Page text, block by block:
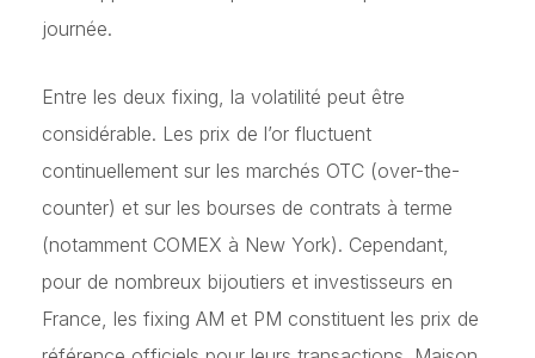
journée.
Entre les deux fixing, la volatilité peut être
considérable. Les prix de l’or fluctuent
continuellement sur les marchés OTC (over-the-
counter) et sur les bourses de contrats à terme
(notamment COMEX à New York). Cependant,
pour de nombreux bijoutiers et investisseurs en
France, les fixing AM et PM constituent les prix de